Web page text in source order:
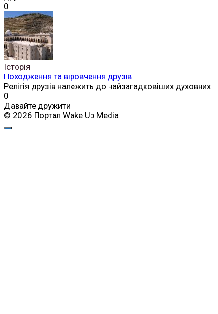
0
Історія
Походження та віровчення друзів
Релігія друзів належить до найзагадковіших духовних
0
Давайте дружити
© 2026 Портал Wake Up Media